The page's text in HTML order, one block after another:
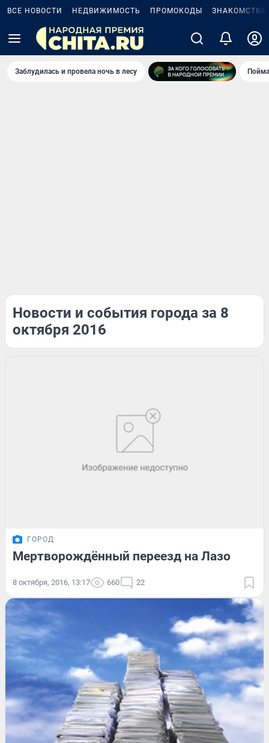
ВСЕ НОВОСТИ НЕДВИЖИМОСТЬ ПРОМОКОДЫ ЗНАКОМСТВА
Заблудилась и провела ночь в лесу
Новости и события города за 8
октября 2016
ГОРОД
Мертворождённый переезд на Лазо
8 октября, 2016, 13:17 660 22